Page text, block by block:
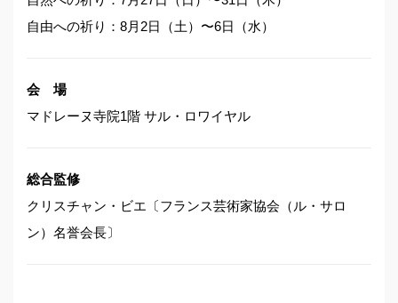
自由への祈り：8月2日（土）〜6日（水）
会 場
マドレーヌ寺院1階 サル・ロワイヤル
総合監修
クリスチャン・ビエ〔フランス芸術家協会（ル・サロ
ン）名誉会長〕